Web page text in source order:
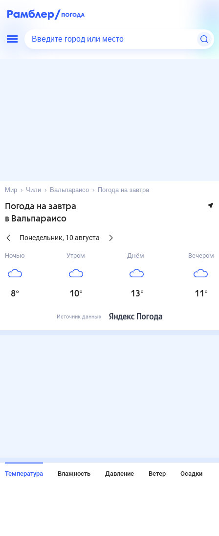
Введите город или место
Мир Чили Вальпараисо Погода на завтра
Погода на завтра
в Вальпараисо
Понедельник, 10 августа
Ночью
8°
Утром
10°
Днём
13°
Вечером
11 °
Источник данных
Температура Влажность Давление Ветер Осадки